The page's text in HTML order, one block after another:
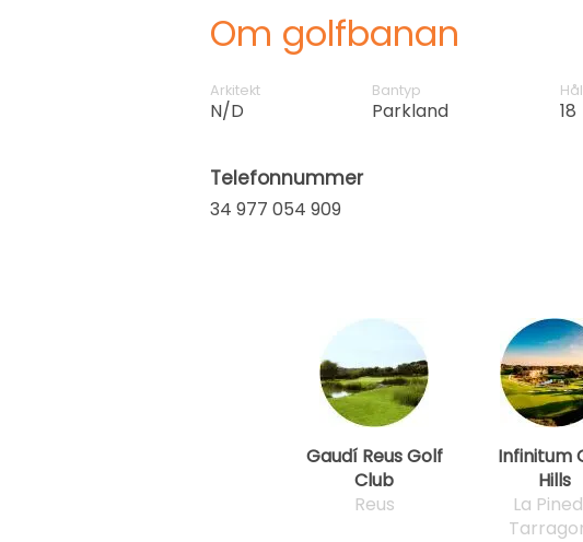
Om golfbanan
Arkitekt
N/D
Bantyp
Parkland
Hål
18
Telefonnummer
34 977 054 909
Gaudí Reus Golf
Club
Reus
Infinitum
Hills
La